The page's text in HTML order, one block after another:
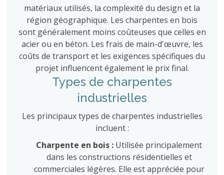
matériaux utilisés, la complexité du design et la
région géographique. Les charpentes en bois
sont généralement moins coûteuses que celles en
acier ou en béton. Les frais de main-d'œuvre, les
coûts de transport et les exigences spécifiques du
projet influencent également le prix final.
Types de charpentes
industrielles
Les principaux types de charpentes industrielles
incluent :
Charpente en bois : Utilisée principalement
dans les constructions résidentielles et
commerciales légères. Elle est appréciée pour